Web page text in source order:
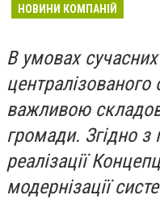
НОВИНИ КОМПАНІЙ
В умовах
важливою
громади. Згідно
реалізації
модернізації